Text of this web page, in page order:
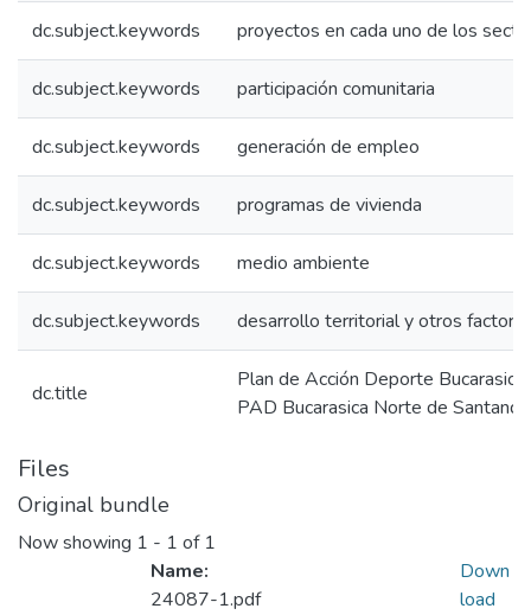
dc.subject.keywords proyectos en cada uno de los
dc.subject.keywords participación comunitaria
dc.subject.keywords generación de empleo
dc.subject.keywords programas de vivienda
dc.subject.keywords medio ambiente
dc.subject.keywords desarrollo territorial y otros
dc.title
Plan de Acción Deporte
PAD Bucarasica Norte de
Files
Original bundle
Now showing 1 - 1 of 1
Name:
24087-1.pdf
Down
load